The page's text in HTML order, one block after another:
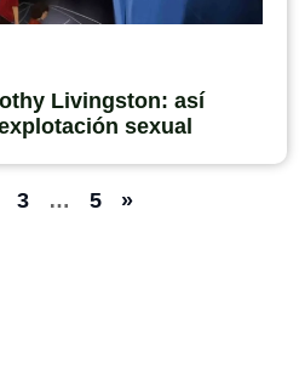
Livingston: así
sexual
3 … 5 »